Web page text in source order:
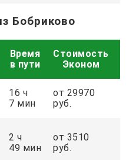
Бобриково
Время
в пути
Стоимость
Эконом
16 ч
7 мин
от 29970
руб.
2 ч
49 мин
от 3510
руб.